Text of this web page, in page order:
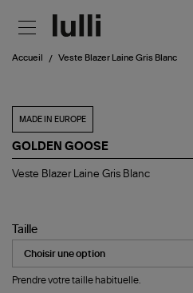
Accueil Veste Blazer Laine Gris Blanc
MADE IN EUROPE
GOLDEN GOOSE
Veste
Blanc
Veste Blazer Laine Gris Blanc
Taille
Prendre votre taille habituelle.